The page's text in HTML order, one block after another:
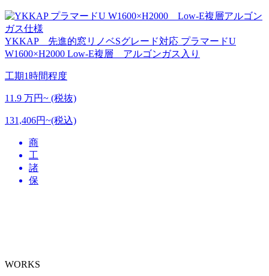
YKKAP 先進的窓リノベSグレード対応 プラマードU
W1600×H2000 Low-E複層 アルゴンガス入り
工期1時間程度
11.9 万円~ (税抜)
131,406円~(税込)
商
工
諸
保
WORKS